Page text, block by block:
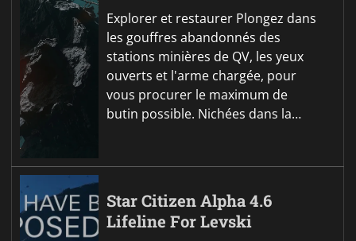
Explorer et restaurer Plongez dans
les gouffres abandonnés des
stations minières de QV, les yeux
ouverts et l'arme chargée, pour
vous procurer le maximum de
butin possible. Nichées dans la…
Star Citizen Alpha 4.6
Lifeline For Levski